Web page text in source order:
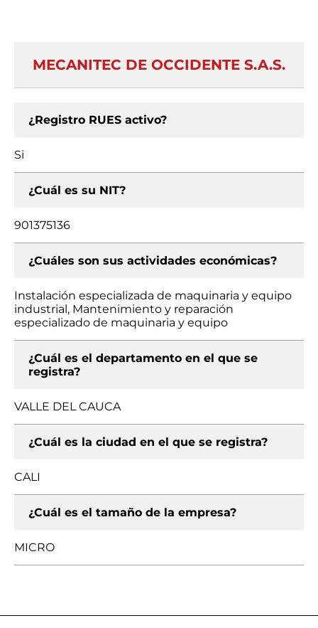
MECANITEC DE OCCIDENTE S.A.S.
¿Registro RUES activo?
Si
¿Cuál es su NIT?
901375136
¿Cuáles son sus actividades económicas?
Instalación especializada de maquinaria y equipo
industrial, Mantenimiento y reparación
especializado de maquinaria y equipo
¿Cuál es el departamento en el que se
registra?
VALLE DEL CAUCA
¿Cuál es la ciudad en el que se registra?
CALI
¿Cuál es el tamaño de la empresa?
MICRO